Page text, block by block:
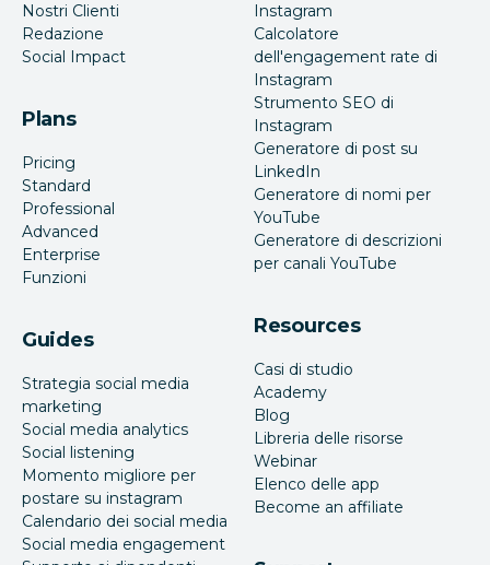
Nostri Clienti
Redazione
Social Impact
Plans
Pricing
Standard
Professional
Advanced
Enterprise
Funzioni
Guides
Strategia social media
marketing
Social media analytics
Social listening
Momento migliore per
postare su instagram
Calendario dei social media
Social media engagement
Instagram
Calcolatore
dell'engagement rate di
Instagram
Strumento SEO di
Instagram
Generatore di post su
LinkedIn
Generatore di nomi per
YouTube
Generatore di descrizioni
per canali YouTube
Resources
Casi di studio
Academy
Blog
Libreria delle risorse
Webinar
Elenco delle app
Become an affiliate